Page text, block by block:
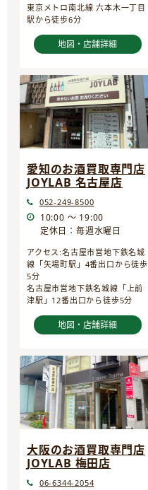
東京メトロ南北線 六本木一丁目
駅から徒歩6分
地図・店舗詳細
愛知のお酒買取専門店
JOYLAB 名古屋店
052-249-8500
10:00 ～ 19:00
定休日：毎週水曜日
アクセス:名古屋市営地下鉄名城
線「矢場町駅」4番出口から徒歩
5分
名古屋市営地下鉄名城線「上前
津駅」12番出口から徒歩5分
地図・店舗詳細
大阪のお酒買取専門店
JOYLAB 梅田店
06-6344-2054